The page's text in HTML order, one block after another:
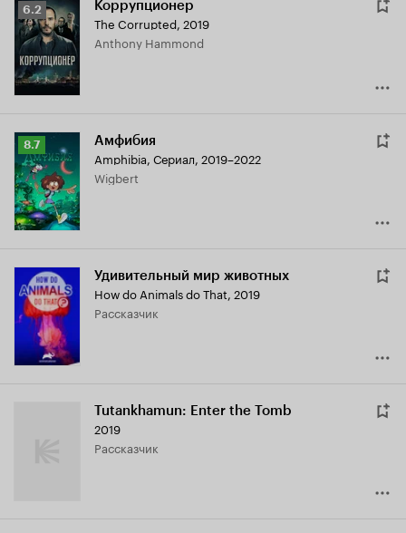
Рейтинг
Кинопоиска
6.2
6.2 Коррупционер
The Corrupted, 2019
Anthony Hammond
Рейтинг
Кинопоиска
8.7
8.7 Амфибия
Amphibia, Сериал, 2019–2022
Wigbert
Удивительный мир животных
How do Animals do That, 2019
рассказчик
Tutankhamun: Enter the Tomb
2019
рассказчик